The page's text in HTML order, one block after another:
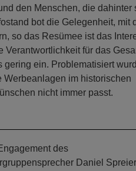
den Menschen, die dahinter
bot die Gelegenheit, mit
so das Resümee ist das
für das
ein. Problematisiert
im historischen
nicht immer passt.
des
Daniel